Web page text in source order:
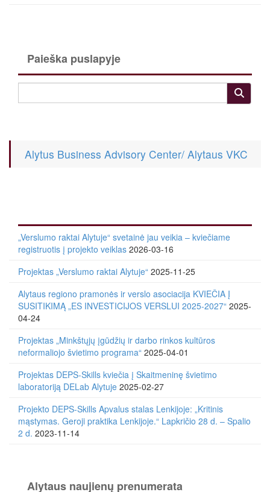
Paieška puslapyje
Alytus Business Advisory Center/ Alytaus VKC
„Verslumo raktai Alytuje“ svetainė jau veikia – kviečiame
registruotis į projekto veiklas 2026-03-16
Projektas „Verslumo raktai Alytuje“ 2025-11-25
Alytaus regiono pramonės ir verslo asociacija KVIEČIA Į
SUSITIKIMĄ „ES INVESTICIJOS VERSLUI 2025-2027“ 2025-
04-24
Projektas „Minkštųjų įgūdžių ir darbo rinkos kultūros
neformaliojo švietimo programa“ 2025-04-01
Projektas DEPS-Skills kviečia į Skaitmeninę švietimo
laboratoriją DELab Alytuje 2025-02-27
Projekto DEPS-Skills Apvalus stalas Lenkijoje: „Kritinis
mąstymas. Geroji praktika Lenkijoje.“ Lapkričio 28 d. – Spalio
2 d. 2023-11-14
Alytaus naujienų prenumerata